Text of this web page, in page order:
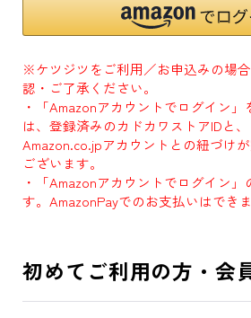
※ケツジツをご利用／お申込みの場
認・ご了承ください。
・「Amazonアカウントでログイン
は、登録済みのカドカワストアIDと
Amazon.co.jpアカウントとの紐づけ
ございます。
・「Amazonアカウントでログイン
す。AmazonPayでのお支払いはできま
初めてご利用の方・会